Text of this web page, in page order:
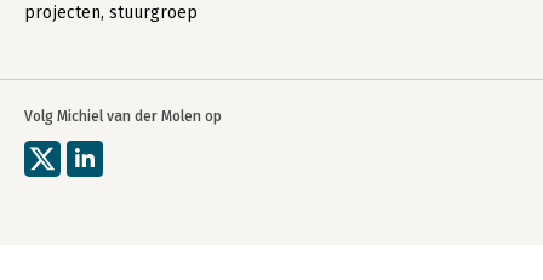
Volg Michiel van der Molen op
projecten, stuurgroep